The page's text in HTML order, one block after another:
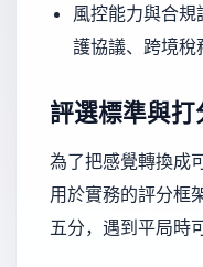
風控能力與合
護協議、跨境稅
評選標準與打
為了把感覺轉換成
用於實務的評分框
五分，遇到平局時